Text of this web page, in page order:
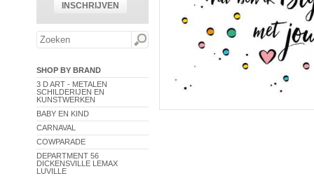
INSCHRIJVEN
SHOP BY BRAND
3 D ART - METALEN
SCHILDERIJEN EN
KUNSTWERKEN
BABY EN KIND
CARNAVAL
COWPARADE
DEPARTMENT 56
DICKENSVILLE LEMAX
LUVILLE